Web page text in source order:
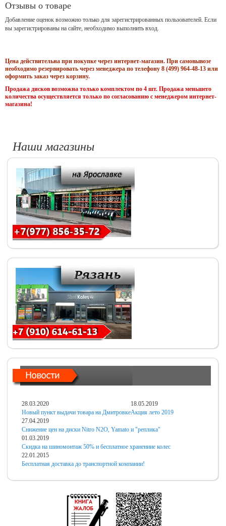
Отзывы о товаре
Добавление оценок возможно только для зарегистрированных пользователей. Если
вы зарегистрированы на сайте, необходимо выполнить вход.
Цена действительна при покупке через интернет-магазин. При самовывозе
необходимо резервировать через менеджера по телефону 8 (499) 964-48-13 или
оформить заказ через корзину.
Продажа дисков возможна только комплектом по 4 шт. Продажа меньшего
количества осуществляется только по согласованию с менеджером интернет-
магазина!
Наши магазины
28.03.2020
Новый пункт выдачи товара на Дмитровке
18.05.2019
Акция лето 2019
27.04.2019
Снижение цен на диски Nitro N2O, Yamato и "реплика"
01.03.2019
Скидка на шиномонтаж 50% и бесплатное хранениие колес
22.01.2015
Бесплатная доставка до транспортной компании!